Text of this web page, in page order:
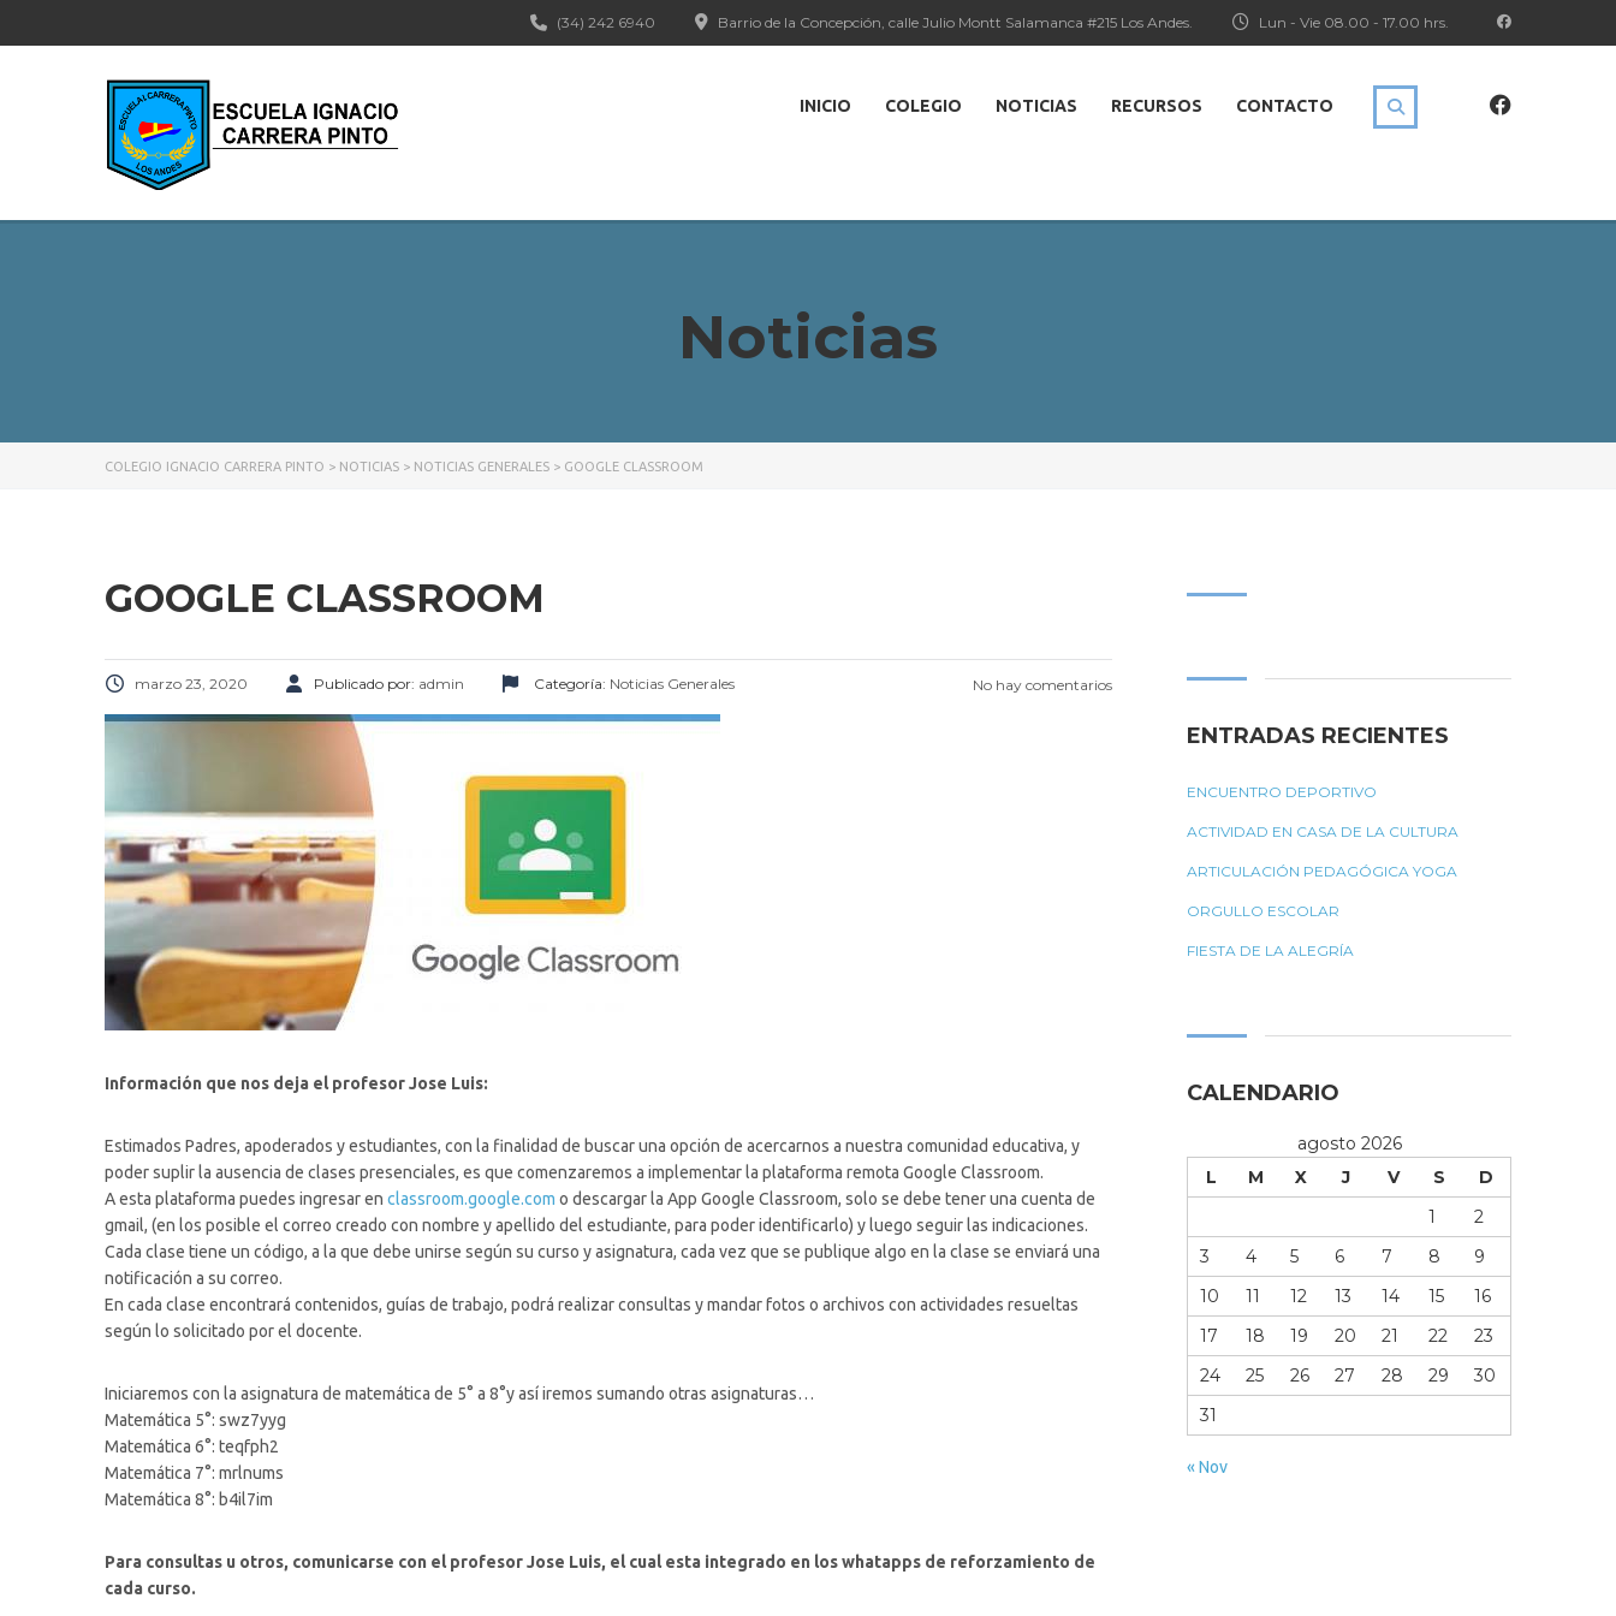
Lun - Vie 08.00 - 17.00 hrs.
Barrio de la Concepción, calle Julio Montt Salamanca #215 Los Andes.
(34) 242 6940
INICIO COLEGIO NOTICIAS RECURSOS CONTACTO
Noticias
COLEGIO IGNACIO CARRERA PINTO > NOTICIAS > NOTICIAS GENERALES > GOOGLE CLASSROOM
GOOGLE CLASSROOM
marzo 23, 2020 Publicado por: admin Categoría: Noticias Generales No hay comentarios
Información que nos deja el profesor Jose Luis:
Estimados Padres, apoderados y estudiantes, con la finalidad de buscar una opción de acercarnos a nuestra comunidad educativa, y
poder suplir la ausencia de clases presenciales, es que comenzaremos a implementar la plataforma remota Google Classroom.
A esta plataforma puedes ingresar en classroom.google.com o descargar la App Google Classroom, solo se debe tener una cuenta de
gmail, (en los posible el correo creado con nombre y apellido del estudiante, para poder identificarlo) y luego seguir las indicaciones.
Cada clase tiene un código, a la que debe unirse según su curso y asignatura, cada vez que se publique algo en la clase se enviará una
notificación a su correo.
En cada clase encontrará contenidos, guías de trabajo, podrá realizar consultas y mandar fotos o archivos con actividades resueltas
según lo solicitado por el docente.
Iniciaremos con la asignatura de matemática de 5° a 8°y así iremos sumando otras asignaturas…
Matemática 5°: swz7yyg
Matemática 6°: teqfph2
Matemática 7°: mrlnums
Matemática 8°: b4il7im
Para consultas u otros, comunicarse con el profesor Jose Luis, el cual esta integrado en los whatapps de reforzamiento de
cada curso.
ENTRADAS RECIENTES
ENCUENTRO DEPORTIVO
ACTIVIDAD EN CASA DE LA CULTURA
ARTICULACIÓN PEDAGÓGICA YOGA
ORGULLO ESCOLAR
FIESTA DE LA ALEGRÍA
CALENDARIO
agosto 2026
L
M X J V S
D
1
2
3
4 5 6 7 8
9
10
11 12 13 14 15
16
17
18 19 20 21 22
23
24
25 26 27 28 29
30
31
« Nov